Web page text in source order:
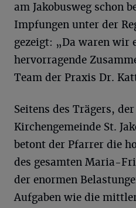
am Jakobusweg schon
Impfungen unter der
gezeigt: „Da waren wir
hervorragende
Team der Praxis Dr.
Seitens des Trägers,
Kirchengemeinde St.
betont der Pfarrer die
des gesamten Maria-
der enormen
Aufgaben wie die